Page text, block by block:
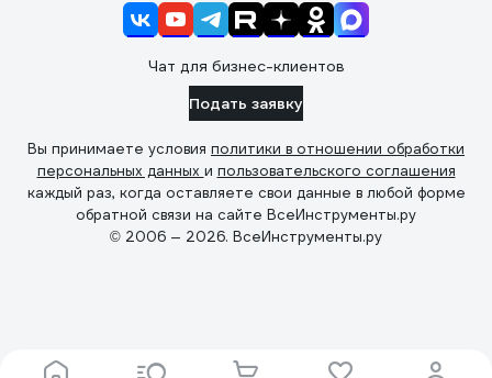
Чат для бизнес-клиентов
Подать заявку
Вы принимаете условия политики в отношении обработки
персональных данных и пользовательского соглашения
каждый раз, когда оставляете свои данные в любой форме
обратной связи на сайте ВсеИнструменты.ру
© 2006 — 2026. ВсеИнструменты.ру